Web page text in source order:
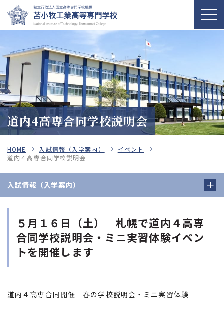
道内4高専合同学校説明会
HOME 入試情報（入学案内）
イベント
道内４高専合同学校説明会
入試情報（入学案内）
５月１６日（土） 札幌で道内４高専
合同学校説明会・ミニ実習体験イベン
トを開催します
道内４高専合同開催 春の学校説明会・ミニ実習体験